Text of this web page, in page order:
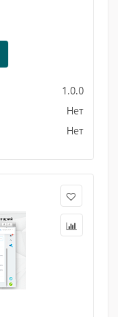
1.0.0
Нет
Нет